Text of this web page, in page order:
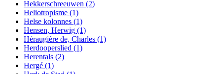
Hekkerschreeuwen (2)
Heliotropisme (1)
Helse kolonnes (1)
Hensen, Herwig (1)
Héraugière de, Charles (1)
Herdooperslied (1)
Herentals (2)
Hergé (1)